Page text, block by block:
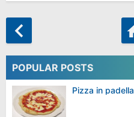
POPULAR POSTS
Pizza in padella